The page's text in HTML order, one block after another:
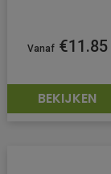
€11.85
BEKIJKEN